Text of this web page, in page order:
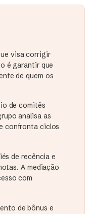
visa corrigir
é garantir que
de quem os
de comitês
analisa as
confronta ciclos
de recência e
A mediação
com
de bônus e